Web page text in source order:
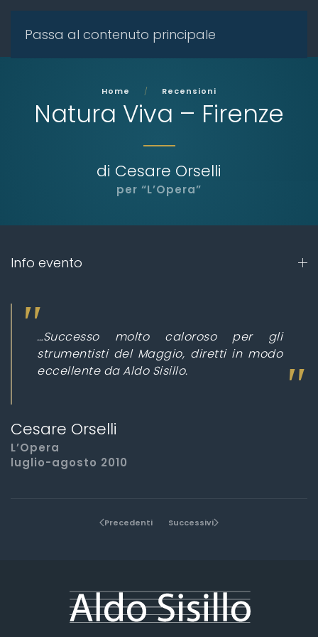
Passa al contenuto principale
Home Recensioni
Natura Viva – Firenze
di Cesare Orselli
per “L’Opera”
Info evento
…Successo molto caloroso per gli
strumentisti del Maggio, diretti in modo
eccellente da Aldo Sisillo.
Cesare Orselli
L’Opera
luglio-agosto 2010
Precedenti Successivi